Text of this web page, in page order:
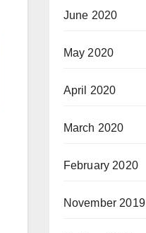
June 2020
May 2020
April 2020
March 2020
February 2020
November 2019